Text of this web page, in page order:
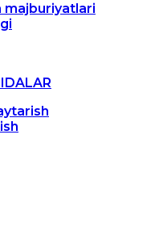
majburiyatlari